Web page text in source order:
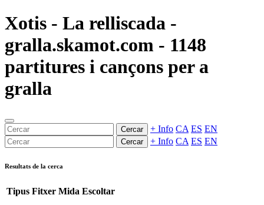
Xotis - La relliscada -
gralla.skamot.com - 1148
partitures i cançons per a
gralla
Cercar + Info CA ES EN
Cercar + Info CA ES EN
Resultats de la cerca
Tipus Fitxer Mida Escoltar